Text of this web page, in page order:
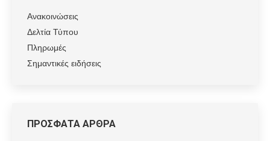
Ανακοινώσεις
Δελτία Τύπου
Πληρωμές
Σημαντικές ειδήσεις
ΠΡΟΣΦΑΤΑ ΑΡΘΡΑ